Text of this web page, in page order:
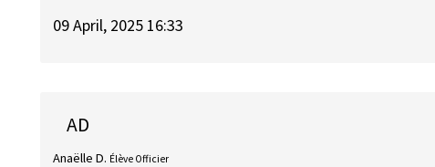
09 April, 2025 16:33
AD
Anaëlle D. Élève Officier